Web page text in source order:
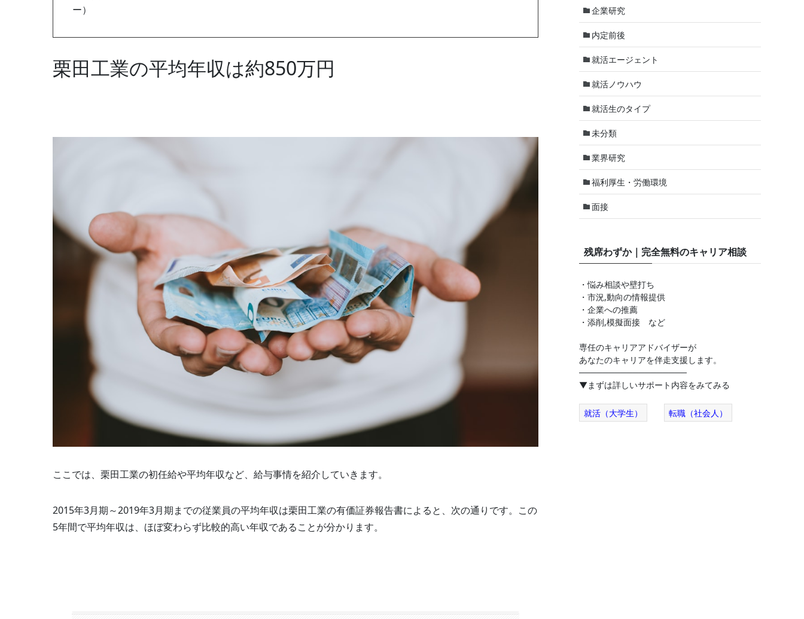
ー）
栗田工業の平均年収は約850万円
ここでは、栗田工業の初任給や平均年収など、給与事情を紹介していきます。
2015年3月期～2019年3月期までの従業員の平均年収は栗田工業の有価証券報告書によると、次の通りです。この
5年間で平均年収は、ほぼ変わらず比較的高い年収であることが分かります。
企業研究
内定前後
就活エージェント
就活ノウハウ
就活生のタイプ
未分類
業界研究
福利厚生・労働環境
面接
残席わずか｜完全無料のキャリア相談
・悩み相談や壁打ち
・市況,動向の情報提供
・企業への推薦
・添削,模擬面接 など
専任のキャリアアドバイザーが
あなたのキャリアを伴走支援します。
──────────────────
▼まずは詳しいサポート内容をみてみる
就活（大学生） 転職（社会人）